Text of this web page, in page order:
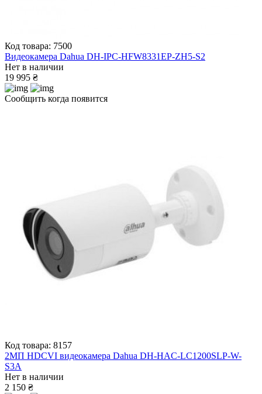
Код товара: 7500
Видеокамера Dahua DH-IPC-HFW8331EP-ZH5-S2
Нет в наличии
19 995 ₴
Сообщить когда появится
Код товара: 8157
2МП HDCVI видеокамера Dahua DH-HAC-LC1200SLP-W-
S3A
Нет в наличии
2 150 ₴